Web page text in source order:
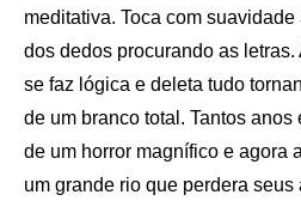
meditativa. Toca com
dos dedos procurando as
se faz lógica e deleta tudo
de um branco total. Tantos
de um horror magnífico e agora
um grande rio que perdera